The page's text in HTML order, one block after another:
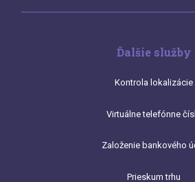
Ďalšie služby
Kontrola lokalizácie
Virtuálne telefónne
Založenie bankového
Prieskum trhu